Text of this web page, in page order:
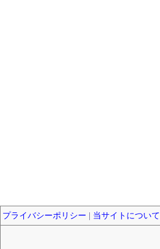
プライバシーポリシー 当サイトについて